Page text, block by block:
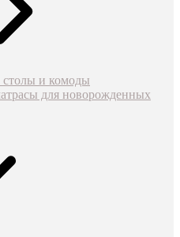
и комоды
для новорожденных